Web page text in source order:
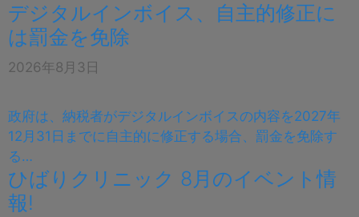
デジタルインボイス、自主的修正に
は罰金を免除
2026年8月3日
政府は、納税者がデジタルインボイスの内容を2027年
12月31日までに自主的に修正する場合、罰金を免除す
る…
ひばりクリニック 8月のイベント情
報!